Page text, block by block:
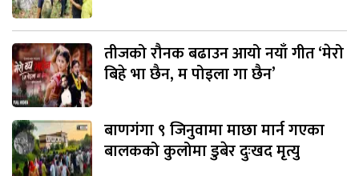
तीजको रौनक बढाउन आयो नयाँ गीत ‘मेरो
बिहे भा छैन, म पोइला गा छैन’
बाणगंगा ९ जिनुवामा माछा मार्न गएका
बालकको कुलोमा डुबेर दुःखद मृत्यु